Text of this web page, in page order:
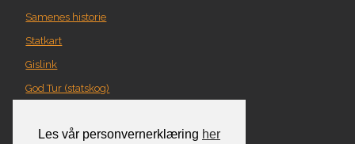
Les vår personvernerklæring her
Samenes historie
Statkart
Gislink
God Tur (statskog)
Norgeskart